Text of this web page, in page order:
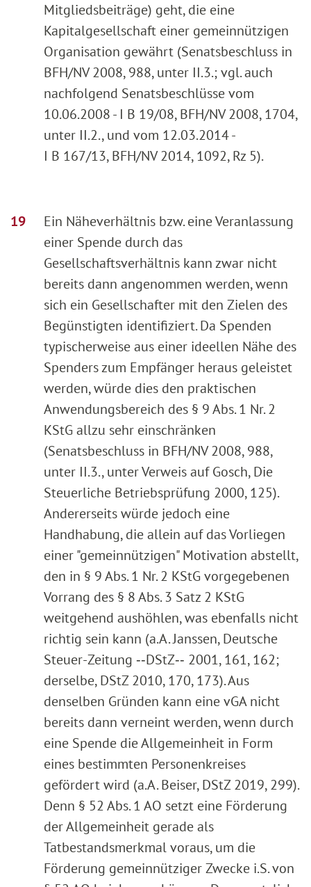
Mitgliedsbeiträge) geht, die eine
Kapitalgesellschaft einer gemeinnützigen
Organisation gewährt (Senatsbeschluss in
BFH/NV 2008, 988, unter II.3.; vgl. auch
nachfolgend Senatsbeschlüsse vom
10.06.2008 - I B 19/08, BFH/NV 2008, 1704,
unter II.2., und vom 12.03.2014 -
I B 167/13, BFH/NV 2014, 1092, Rz 5).
Ein Näheverhältnis bzw. eine Veranlassung
einer Spende durch das
Gesellschaftsverhältnis kann zwar nicht
bereits dann angenommen werden, wenn
sich ein Gesellschafter mit den Zielen des
Begünstigten identifiziert. Da Spenden
typischerweise aus einer ideellen Nähe des
Spenders zum Empfänger heraus geleistet
werden, würde dies den praktischen
Anwendungsbereich des § 9 Abs. 1 Nr. 2
KStG allzu sehr einschränken
(Senatsbeschluss in BFH/NV 2008, 988,
unter II.3., unter Verweis auf Gosch, Die
Steuerliche Betriebsprüfung 2000, 125).
Andererseits würde jedoch eine
Handhabung, die allein auf das Vorliegen
einer "gemeinnützigen" Motivation abstellt,
den in § 9 Abs. 1 Nr. 2 KStG vorgegebenen
Vorrang des § 8 Abs. 3 Satz 2 KStG
weitgehend aushöhlen, was ebenfalls nicht
richtig sein kann (a.A. Janssen, Deutsche
Steuer-Zeitung ‑‑DStZ‑‑ 2001, 161, 162;
derselbe, DStZ 2010, 170, 173). Aus
denselben Gründen kann eine vGA nicht
bereits dann verneint werden, wenn durch
eine Spende die Allgemeinheit in Form
eines bestimmten Personenkreises
gefördert wird (a.A. Beiser, DStZ 2019, 299).
Denn § 52 Abs. 1 AO setzt eine Förderung
der Allgemeinheit gerade als
Tatbestandsmerkmal voraus, um die
Förderung gemeinnütziger Zwecke i.S. von